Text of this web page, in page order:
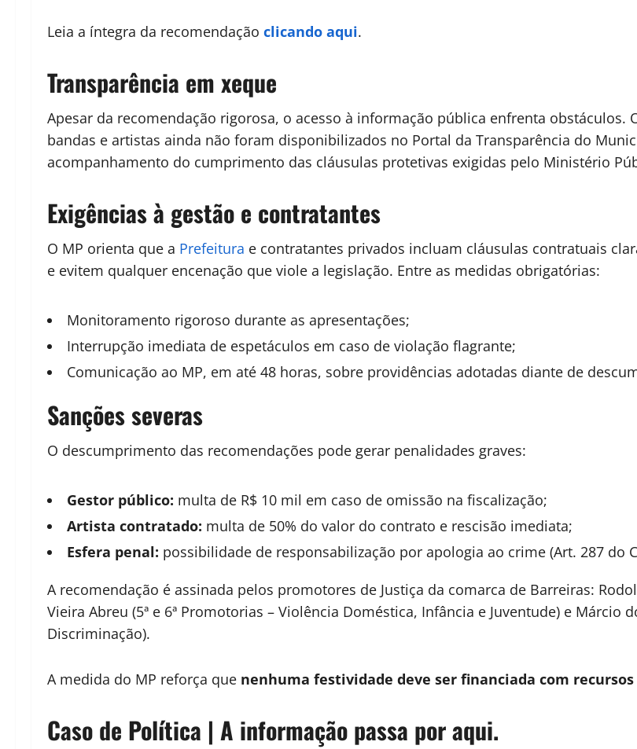
Leia a íntegra da recomendação clicando aqui.
Transparência em xeque
Apesar da recomendação rigorosa, o acesso à informação pública enfrenta obstáculos.
bandas e artistas ainda não foram disponibilizados no Portal da Transparência do
acompanhamento do cumprimento das cláusulas protetivas exigidas pelo Ministério
Exigências à gestão e contratantes
O MP orienta que a Prefeitura e contratantes privados incluam cláusulas contratuais
e evitem qualquer encenação que viole a legislação. Entre as medidas obrigatórias:
Monitoramento rigoroso durante as apresentações;
Interrupção imediata de espetáculos em caso de violação flagrante;
Comunicação ao MP, em até 48 horas, sobre providências adotadas diante de
Sanções severas
O descumprimento das recomendações pode gerar penalidades graves:
Gestor público: multa de R$ 10 mil em caso de omissão na fiscalização;
Artista contratado: multa de 50% do valor do contrato e rescisão imediata;
Esfera penal: possibilidade de responsabilização por apologia ao crime (Art. 287 do
A recomendação é assinada pelos promotores de Justiça da comarca de Barreiras:
Vieira Abreu (5ª e 6ª Promotorias – Violência Doméstica, Infância e Juventude) e Márcio
Discriminação).
A medida do MP reforça que nenhuma festividade deve ser financiada com
Caso de Política | A informação passa por aqui.